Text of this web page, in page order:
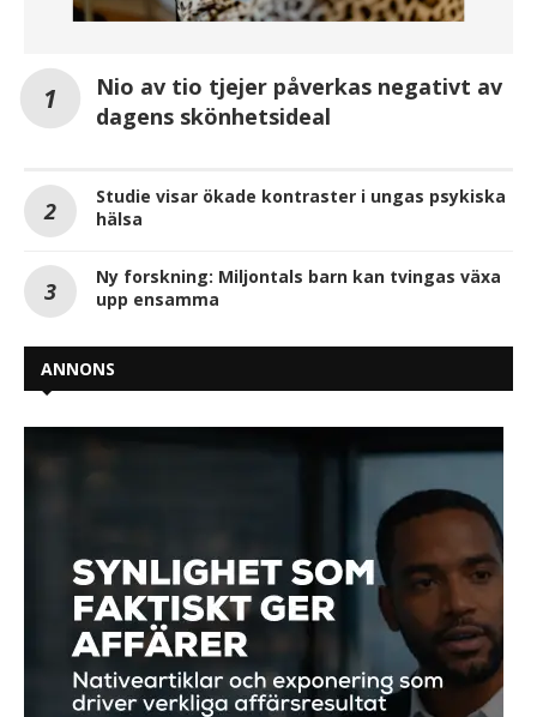
Nio av tio tjejer påverkas negativt av
dagens skönhetsideal
Studie visar ökade kontraster i ungas psykiska
hälsa
Ny forskning: Miljontals barn kan tvingas växa
upp ensamma
ANNONS